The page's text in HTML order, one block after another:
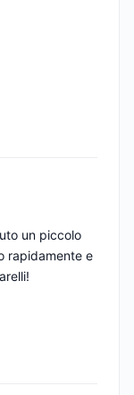
un piccolo
rapidamente e